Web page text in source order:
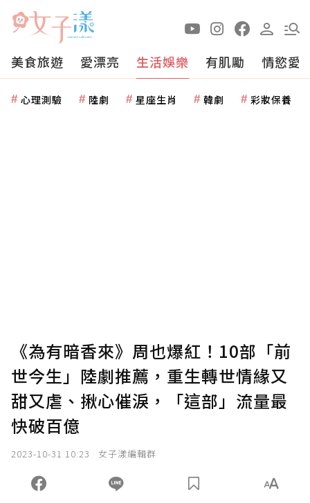
美食旅遊 愛漂亮 生活娛樂 有肌勵 情慾愛
心理測驗 陸劇 星座生肖 韓劇 彩妝保養
《為有暗香來》周也爆紅！10部「前
世今生」陸劇推薦，重生轉世情緣又
甜又虐、揪心催淚，「這部」流量最
快破百億
2023-10-31 10:23 女子漾編輯群